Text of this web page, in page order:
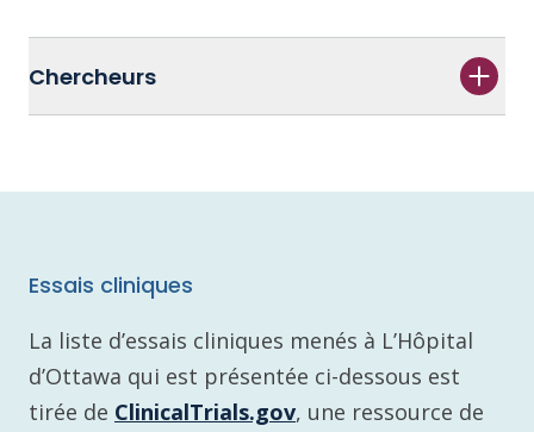
Chercheurs
Essais cliniques
La liste d’essais cliniques menés à L’Hôpital
d’Ottawa qui est présentée ci-dessous est
tirée de ClinicalTrials.gov, une ressource de